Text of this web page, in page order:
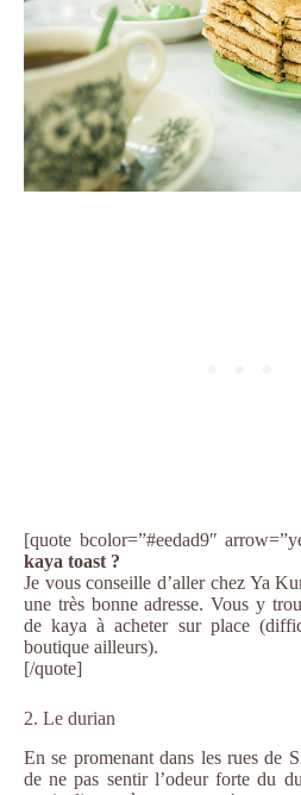
[quote bcolor=”#eedad9″
kaya toast ?
Je vous conseille d’aller chez Ya
une très bonne adresse. Vous y
de kaya à acheter sur place
boutique ailleurs).
[/quote]
2. Le durian
En se promenant dans les rues de
de ne pas sentir l’odeur forte du